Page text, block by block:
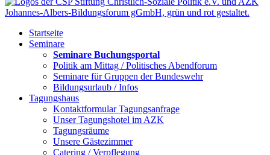
Startseite
Seminare
Seminare Buchungsportal
Politik am Mittag / Politisches Abendforum
Seminare für Gruppen der Bundeswehr
Bildungsurlaub / Infos
Tagungshaus
Kontaktformular Tagungsanfrage
Unser Tagungshotel im AZK
Tagungsräume
Unsere Gästezimmer
Catering / Verpflegung